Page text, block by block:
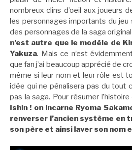
nombreux clins d’oeil aux joueurs
les personnages importants du jeu
des personnages de la saga
n’est autre que le modèle de
Yakuza. Mais ce n’est
que fan j’ai beaucoup apprécié de
même si leur nom et leur rôle est
idée qui ne pénalisera pas du tout
pas la saga. Pour résumer
Ishin ! on incarne Ryoma
renverser l’ancien système en
son père et ainsi laver son nom